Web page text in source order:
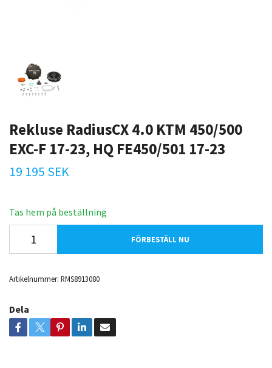
Rekluse RadiusCX 4.0 KTM 450/500
EXC-F 17-23, HQ FE450/501 17-23
19 195 SEK
Tas hem på beställning
FÖRBESTÄLL NU
Artikelnummer: RMS8913080
Dela